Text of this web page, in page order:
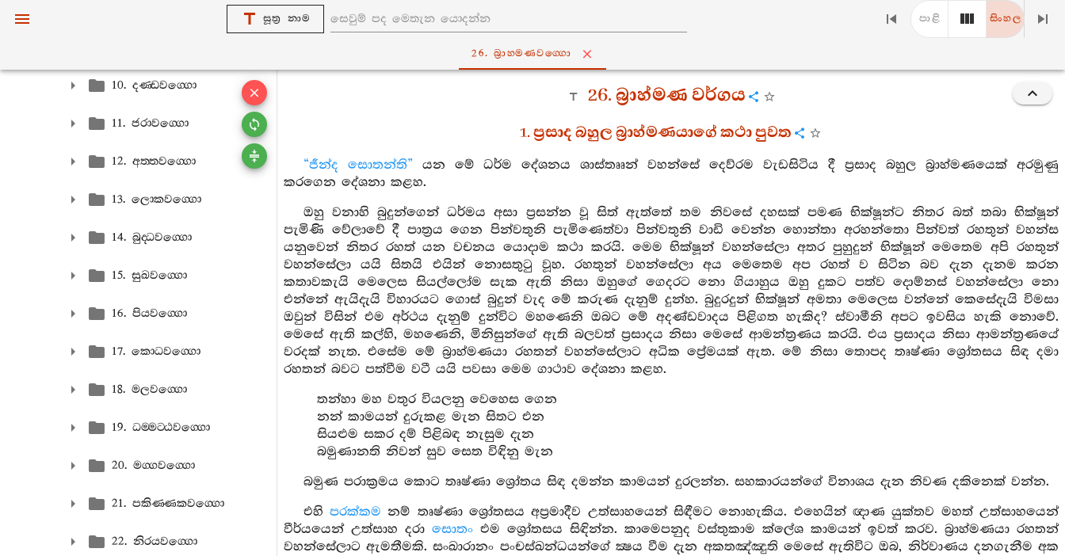
සූත්‍ර නාම පාළි සිංහල
26. බ්‍රාහ‍්මණවග‍්ගො
10. දණ‍්ඩවග‍්ගො
11. ජරාවග‍්ගො
12. අත‍්තවග‍්ගො
13. ලොකවග‍්ගො
14. බුද‍්ධවග‍්ගො
15. සුඛවග‍්ගො
16. පියවග‍්ගො
17. කොධවග‍්ගො
18. මලවග‍්ගො
19. ධම‍්මට‍්ඨවග‍්ගො
20. මග‍්ගවග‍්ගො
21. පකිණ‍්ණකවග‍්ගො
22. නිරයවග‍්ගො
26. බ්‍රාහ්මණ වර්ගය
1. ප්‍රසාද බහුල බ්‍රාහ්මණයාගේ කථා පුවත
“ජීන්ද සොතන්ති” යන මේ ධර්ම දේශනය ශාස්තෲන් වහන්සේ දෙව්රම වැඩසිටිය දී ප්‍රසාද බහුල බ්‍රාහ්මණයෙක් අරමුණු
කරගෙන දේශනා කළහ.
ඔහු වනාහි බුදුන්ගෙන් ධර්මය අසා ප්‍රසන්න වූ සිත් ඇත්තේ තම නිවසේ දහසක් පමණ භික්ෂූන්ට නිතර බත් තබා භික්ෂූන්
පැමිණි වේලාවේ දී පාත්‍රය ගෙන පින්වතුනි පැමිණෙත්වා පින්වතුනි වාඩි වෙන්න හොන්තා අරහන්තො පින්වත් රහතුන් වහන්ස
යනුවෙන් නිතර රහත් යන වචනය යොදාම කථා කරයි. මෙම භික්ෂූන් වහන්සේලා අතර පුහුදුන් භික්ෂූන් මෙතෙම අපි රහතුන්
වහන්සේලා යයි සිතයි එයින් නොසතුටු වූහ. රහතුන් වහන්සේලා අය මෙතෙම අප රහත් ව සිටින බව දැන දැනම කරන
කතාවකැයි මෙලෙස සියල්ලෝම සැක ඇති නිසා ඔහුගේ ගෙදරට නො ගියාහුය ඔහු දුකට පත්ව දොම්නස් වහන්සේලා නො
එන්නේ ඇයිදැයි විහාරයට ගොස් බුදුන් වැද මේ කරුණ දැනුම් දුන්හ. බුදුරදුන් භික්ෂූන් අමතා මෙලෙස වන්නේ කෙසේදැයි විමසා
ඔවුන් විසින් එම අර්ථය දැනුම් දුන්විට මහණෙනි ඔබට මේ අදණ්ඩවාදය පිළිගත හැකිද? ස්වාමීනි අපට ඉවසිය හැකි නොවේ.
මෙසේ ඇති කල්හි, මහණෙනි, මිනිසුන්ගේ ඇති බලවත් ප්‍රසාදය නිසා මෙසේ ආමන්ත්‍රණය කරයි. එය ප්‍රසාදය නිසා ආමන්ත්‍රණයේ
වරදක් නැත. එසේම මේ බ්‍රාහ්මණයා රහතන් වහන්සේලාට අධික ප්‍රේමයක් ඇත. මේ නිසා තොපද තෘෂ්ණා ශ්‍රෝතසය සිඳ දමා
රහතන් බවට පත්වීම වටී යයි පවසා මෙම ගාථාව දේශනා කළහ.
තන්හා මහ වතුර වියලනු වෙහෙස ගෙන
නන් කාමයන් දුරුකළ මැන සිතට එන
සියළුම සකර දම් පිළිබඳ නැසුම දැන
බමුණානති නිවන් සුව සෙත විඳිනු මැන
බමුණ පරාක්‍රමය කොට තෘෂ්ණා ශ්‍රෝතය සිඳ දමන්න කාමයන් දුරලන්න. සහකාරයන්ගේ විනාශය දැන නිවණ දකිනෙක් වන්න.
එහි පරක්කම නම් තෘෂ්ණා ශ්‍රෝතසය අප්‍රමාදීව උත්සාහයෙන් සිඳීමට නොහැකිය. එහෙයින් ඥාණ යුක්තව මහත් උත්සාහයෙන්
වීර්යයෙන් උත්සාහ දරා සොතං එම ශ්‍රෝතසය සිඳින්න. කාමෙපනුද වස්තුකාම ක්ලේශ කාමයන් ඉවත් කරව. බ්‍රාහ්මණයා රහතන්
වහන්සේලාට ඇමතීමකි. සංඛාරානං පංචස්ඛන්ධයන්ගේ ක්‍ෂය වීම දැන අකතඤ්ඤුති මෙසේ ඇතිවිට ඔබ, නිර්වාණය දනගැනීම අක